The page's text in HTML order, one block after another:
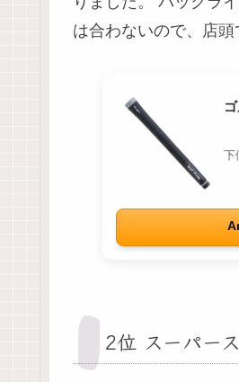
は合わないので、店頭
下
2位 スーパー